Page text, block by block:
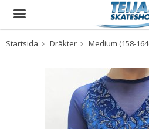
Produkten har blivit
Startsida Dräkter Medium (158-